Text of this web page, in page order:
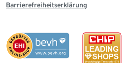
Barrierefreiheitserklärung